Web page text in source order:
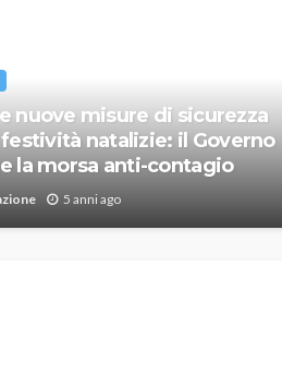
nuove misure di sicurezza
natalizie: il Governo
la morsa anti-contagio
5 anni ago